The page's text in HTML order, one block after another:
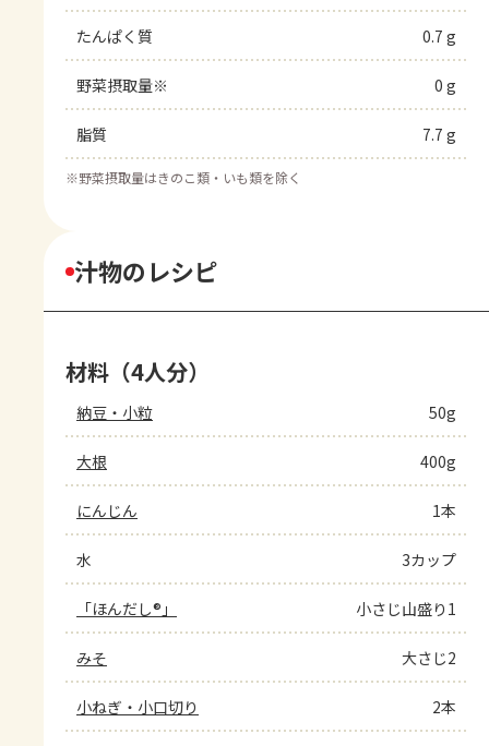
たんぱく質 0.7 g
野菜摂取量※ 0 g
脂質 7.7 g
※野菜摂取量はきのこ類・いも類を除く
汁物のレシピ
材料（4人分）
納豆・小粒 50g
大根 400g
にんじん 1本
水 3カップ
「ほんだし®」 小さじ山盛り1
みそ 大さじ2
小ねぎ・小口切り 2本